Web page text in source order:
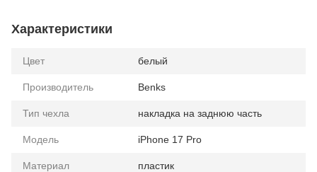
Характеристики
Цвет белый
Производитель Benks
Тип чехла накладка на заднюю часть
Модель iPhone 17 Pro
Материал пластик